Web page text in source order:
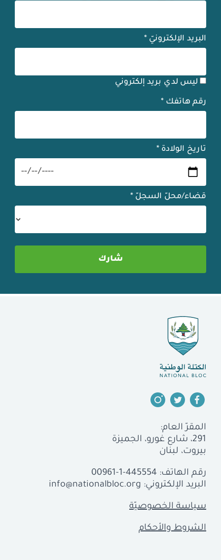
البريد الإلكترونيّ *
ليس لدي بريد إلكتروني
رقم هاتفك *
تاريخ الولادة *
قضاء/محلّ السجلّ *
المقرّ العام:
291، شارع غورو، الجميزة
بيروت، لبنان
رقم الهاتف: 00961-1-445554
البريد الإلكتروني: info@nationalbloc.org
سياسة الخصوصيّة
الشروط والأحكام